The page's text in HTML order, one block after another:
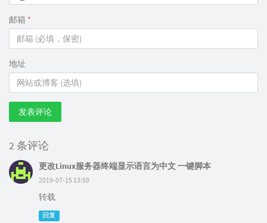
邮箱 *
地址
发表评论
2 条评论
更改Linux服务器终端显示语言为中文 一键脚本
2019-07-15 13:59
转载
回复